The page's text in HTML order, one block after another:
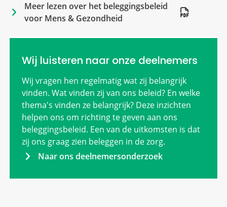
Meer lezen over het beleggingsbeleid
voor Mens & Gezondheid
Wij luisteren naar onze deelnemers
Wij vragen hen regelmatig wat zij belangrijk
vinden. Wat vinden zij van ons beleid? En welke
thema's vinden ze belangrijk? Deze inzichten
helpen ons om richting te geven aan ons
beleggingsbeleid. Een van de uitkomsten is dat
zij ons graag zien beleggen in de zorg.
Naar ons deelnemersonderzoek